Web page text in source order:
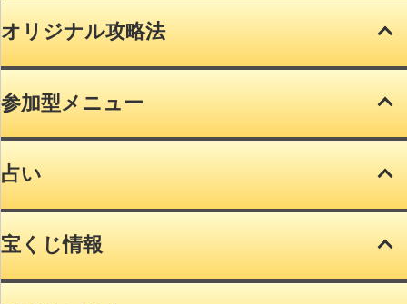
超達人の予想コラム
オリジナル攻略法
参加型メニュー
占い